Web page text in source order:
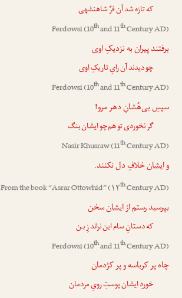
که تازه شد آن فرِّ شاهنشهی
Ferdowsi(10thand 11thCentury AD)
برفتند پیران به نزدیکِاوی
چو دیدند آن رایِ تاریکِاوی
Ferdowsi(10thand 11thCentury AD)
سپسِ بی‌هُشانِ دهر مرو!
گر نخوردیتوهم‌چوایشانبنگ
Nasir Khusraw(11thCentury AD)
وایشانخلافِ دل نکنند.
From the book “Asrar Ottowhid” (۱۲thCentury AD)
بپرسید رستم ازایشانسخن
که دستانِ سام این نراند زِ بـن
Ferdowsi(10thand 11thCentury AD)
چاه پر کرباسه و پر کژدمان
خوردِایشانپوستِ رویِ مردمان